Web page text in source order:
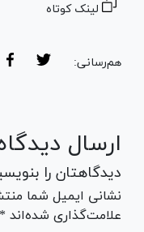
لینک کوتاه
هم‌رسانی:
ارسال
دیدگاهتان را
نشانی ایمیل شما
علامت‌گذاری شده‌اند *